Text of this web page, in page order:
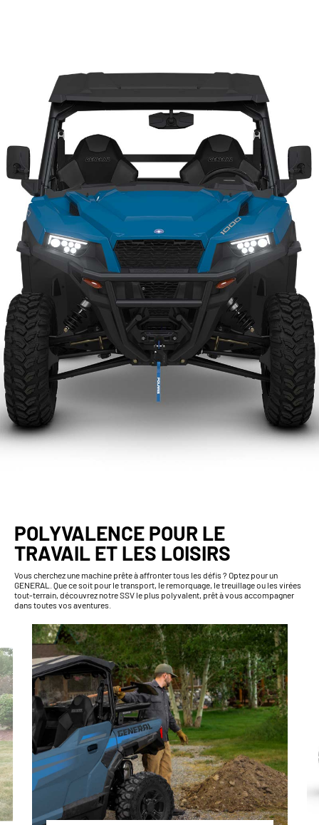
POLYVALENCE POUR LE
TRAVAIL ET LES LOISIRS
Vous cherchez une machine prête à affronter tous les défis ? Optez pour un
GENERAL. Que ce soit pour le transport, le remorquage, le treuillage ou les virées
tout-terrain, découvrez notre SSV le plus polyvalent, prêt à vous accompagner
dans toutes vos aventures.